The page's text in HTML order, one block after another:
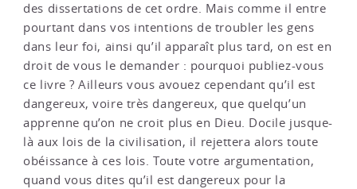
des dissertations de cet ordre. Mais comme il entre
pourtant dans vos intentions de troubler les gens
dans leur foi, ainsi qu’il apparaît plus tard, on est en
droit de vous le demander : pourquoi publiez-vous
ce livre ? Ailleurs vous avouez cependant qu’il est
dangereux, voire très dangereux, que quelqu’un
apprenne qu’on ne croit plus en Dieu. Docile jusque-
là aux lois de la civilisation, il rejettera alors toute
obéissance à ces lois. Toute votre argumentation,
quand vous dites qu’il est dangereux pour la